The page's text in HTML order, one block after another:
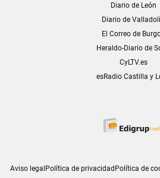
Diario de León
Diario de
El Correo de
Heraldo-Diario de
CyLTV.es
esRadio Castilla y
Aviso legal Política de privacidad Política de